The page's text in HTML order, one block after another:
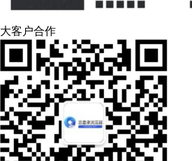
大客户合作